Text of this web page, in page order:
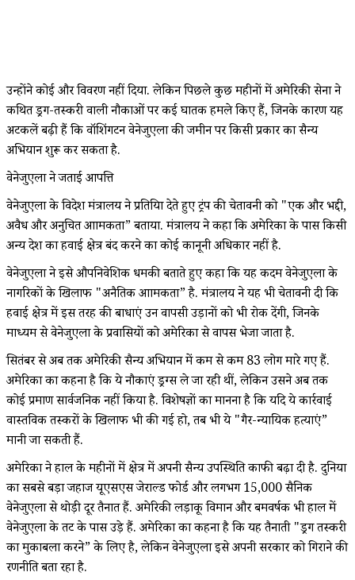
उन्होंने कोई और विवरण नहीं दिया. लेकिन पिछले कुछ महीनों में अमेरिकी सेना ने
कथित ड्रग-तस्करी वाली नौकाओं पर कई घातक हमले किए हैं, जिनके कारण यह
अटकलें बढ़ी हैं कि वॉशिंगटन वेनेजुएला की जमीन पर किसी प्रकार का सैन्य
अभियान शुरू कर सकता है.
वेनेजुएला ने जताई आपत्ति
वेनेजुएला के विदेश मंत्रालय ने प्रतिक्रिया देते हुए ट्रंप की चेतावनी को "एक और भद्दी,
अवैध और अनुचित आक्रामकता” बताया. मंत्रालय ने कहा कि अमेरिका के पास किसी
अन्य देश का हवाई क्षेत्र बंद करने का कोई कानूनी अधिकार नहीं है.
वेनेजुएला ने इसे औपनिवेशिक धमकी बताते हुए कहा कि यह कदम वेनेजुएला के
नागरिकों के खिलाफ "अनैतिक आक्रामकता” है. मंत्रालय ने यह भी चेतावनी दी कि
हवाई क्षेत्र में इस तरह की बाधाएं उन वापसी उड़ानों को भी रोक देंगी, जिनके
माध्यम से वेनेजुएला के प्रवासियों को अमेरिका से वापस भेजा जाता है.
सितंबर से अब तक अमेरिकी सैन्य अभियान में कम से कम 83 लोग मारे गए हैं.
अमेरिका का कहना है कि ये नौकाएं ड्रग्स ले जा रही थीं, लेकिन उसने अब तक
कोई प्रमाण सार्वजनिक नहीं किया है. विशेषज्ञों का मानना है कि यदि ये कार्रवाई
वास्तविक तस्करों के खिलाफ भी की गई हो, तब भी ये "गैर-न्यायिक हत्याएं”
मानी जा सकती हैं.
अमेरिका ने हाल के महीनों में क्षेत्र में अपनी सैन्य उपस्थिति काफी बढ़ा दी है. दुनिया
का सबसे बड़ा जहाज यूएसएस जेराल्ड फोर्ड और लगभग 15,000 सैनिक
वेनेजुएला से थोड़ी दूर तैनात हैं. अमेरिकी लड़ाकू विमान और बमवर्षक भी हाल में
वेनेजुएला के तट के पास उड़े हैं. अमेरिका का कहना है कि यह तैनाती "ड्रग तस्करी
का मुकाबला करने” के लिए है, लेकिन वेनेजुएला इसे अपनी सरकार को गिराने की
रणनीति बता रहा है.